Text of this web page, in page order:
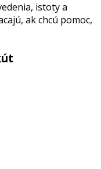
istoty a
ak chcú pomoc,